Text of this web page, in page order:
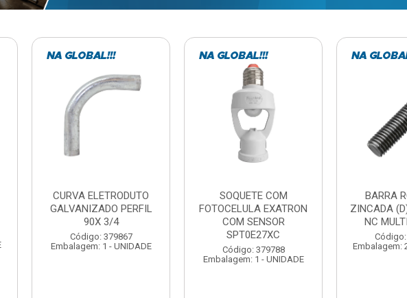
SOQUETE COM
FOTOCELULA EXATRON
COM SENSOR
SPT0E27XC
Código: 379788
BARRA ROSCADA
ZINCADA (D) 5/16”X1MT
NC MULTIBARRAS
Código: 379806
Embalagem: 20 - UNIDADE
JOMARCA
Embalagem: